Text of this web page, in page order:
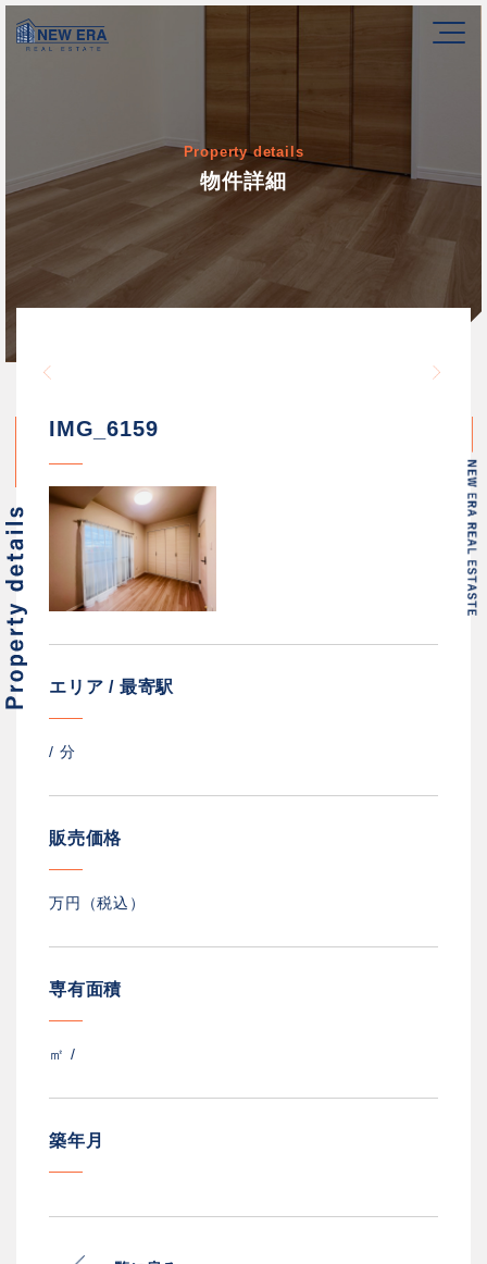
Property details
物件詳細
/home/newerakk/
IMG_6159
エリア / 最寄駅
/ 分
販売価格
万円（税込）
専有面積
㎡ /
築年月